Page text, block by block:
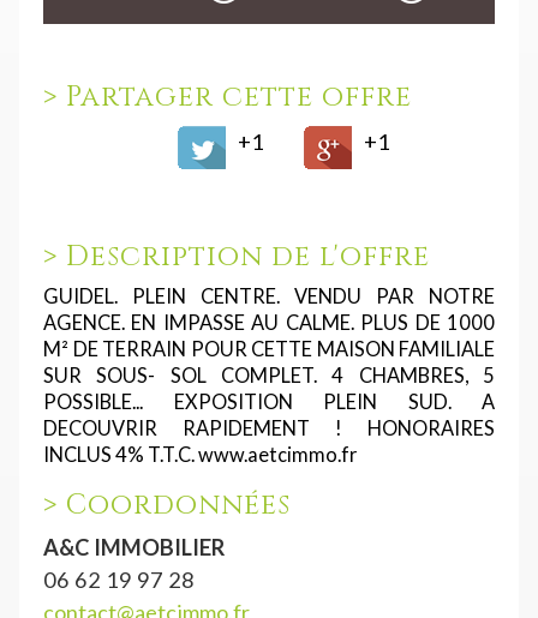
> Partager cette offre
+1 +1
> Description de l'offre
GUIDEL. PLEIN CENTRE. VENDU PAR NOTRE
AGENCE. EN IMPASSE AU CALME. PLUS DE 1000
M² DE TERRAIN POUR CETTE MAISON FAMILIALE
SUR SOUS- SOL COMPLET. 4 CHAMBRES, 5
POSSIBLE... EXPOSITION PLEIN SUD. A
DECOUVRIR RAPIDEMENT ! HONORAIRES
INCLUS 4% T.T.C. www.aetcimmo.fr
> Coordonnées
A&C IMMOBILIER
06 62 19 97 28
contact@aetcimmo.fr